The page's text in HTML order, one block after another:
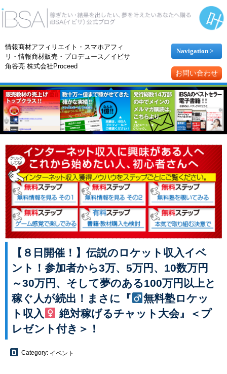
情報商材アフィリエイト・スマホアフィ
リ・情報商材販売・プロデュース／イビサ
角谷亮 株式会社Proceed
Navigation >
お問い合わせ
【８日開催！】伝説のロケット収入イベ
ント！参加者から3万、5万円、10数万円
～30万円、そして夢のある100万円以上と
稼ぐ人が続出！まさに『
無料塾ロケッ
ト収入
絶対稼げるチャット大会』＜プ
レゼント付き＞！
Category: イベント